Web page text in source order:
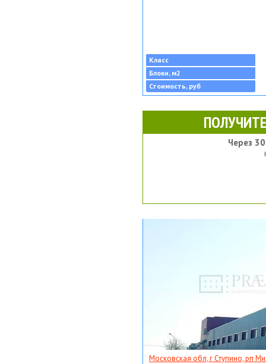
Класс
Блоки, м2
Стоимость, руб
Через
Московская обл, г Ступино, рп